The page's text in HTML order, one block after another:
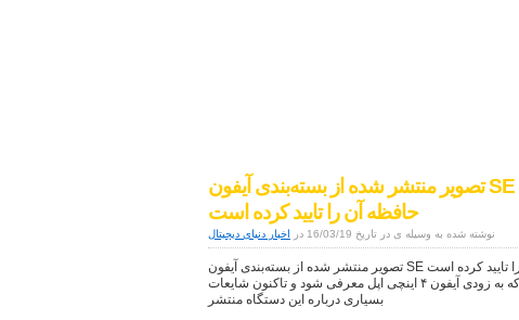
تصویر منتشر شده از بسته‌بندی آیفون SE که ظاهرا نام و ظرفیت
حافظه آن را تایید کرده است
نوشته شده به وسیله ی در تاریخ 16/03/19 در اخبار دنیای دیجیتال
تصویر منتشر شده از بسته‌بندی آیفون SE که ظاهرا نام و ظرفیت حافظه آن را تایید کرده است
همانطور که می‌دانید قرار است که به زودی آیفون ۴ اینچی اپل معرفی شود و تاکنون شایعات
بسیاری درباره این دستگاه منتشر